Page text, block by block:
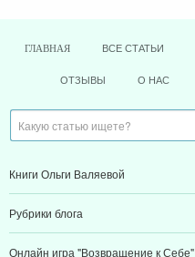
ГЛАВНАЯ ВСЕ СТАТЬИ
ОТЗЫВЫ О НАС
Книги Ольги Валяевой
Рубрики блога
Онлайн игра "Возвращение к Себе"